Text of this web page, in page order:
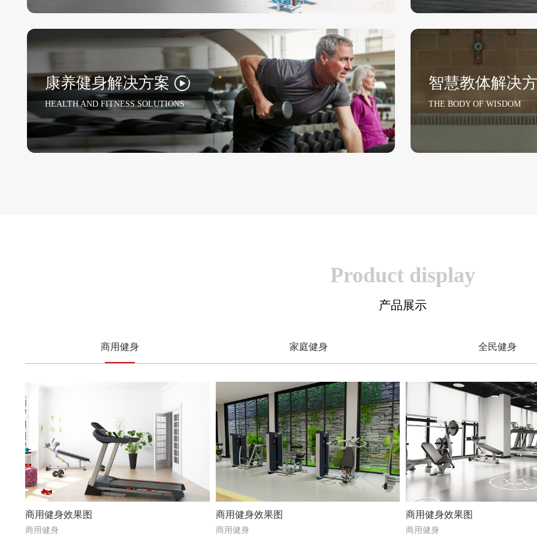
康养健身解决方案
HEALTH AND FITNESS SOLUTIONS
智慧教体解决
THE BODY OF WISDOM
Product display
产品展示
商用健身 家庭健身 全民健身
商用健身效果图
商用健身
商用健身效果图
商用健身
商用健身效果图
商用健身